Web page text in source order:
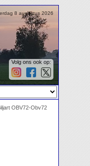
8 augustus 2026
Volg ons ook op:
OBV72-Obv72